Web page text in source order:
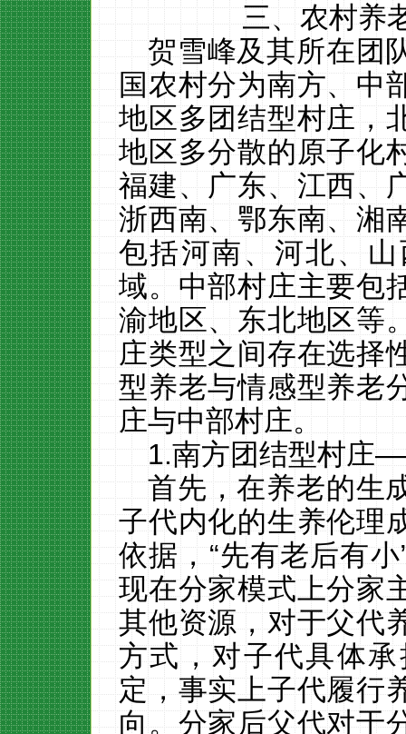
三、农村养
贺雪峰及其所在团
国农村分为南方、中
地区多团结型村庄，
地区多分散的原子化
福建、广东、江西、
浙西南、鄂东南、湘
包括河南、河北、
域。中部村庄主要包
渝地区、东北地区等
庄类型之间存在选择
型养老与情感型养老
庄与中部村庄。
1.南方团结型村庄
首先，在养老的生
子代内化的生养伦理
依据，“先有老后有
现在分家模式上分家
其他资源，对于父代
方式，对子代具体
定，事实上子代履行
向。分家后父代对于